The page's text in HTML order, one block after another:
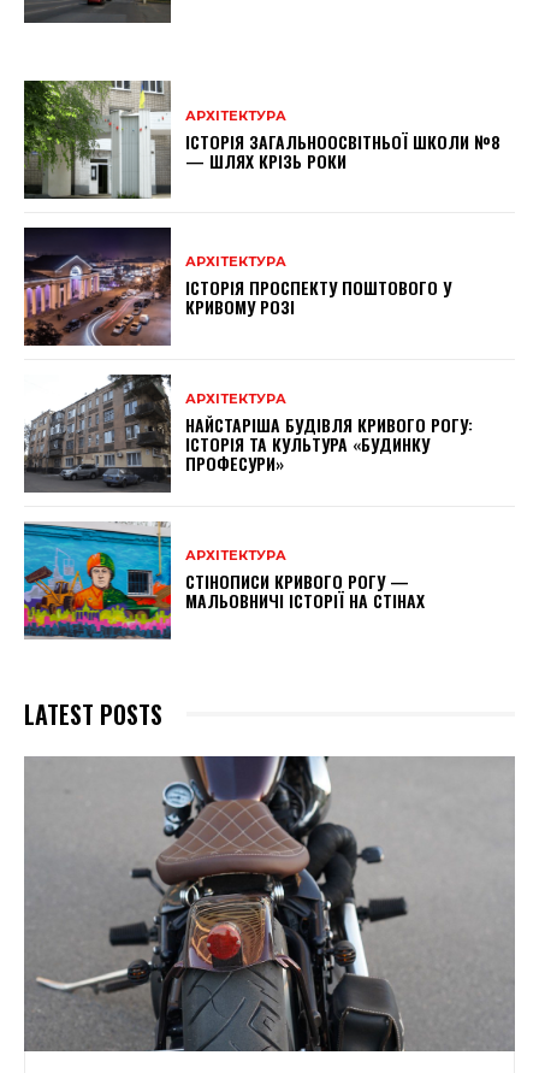
АРХІТЕКТУРА
ІСТОРІЯ ЗАГАЛЬНООСВІТНЬОЇ ШКОЛИ №8
— ШЛЯХ КРІЗЬ РОКИ
АРХІТЕКТУРА
ІСТОРІЯ ПРОСПЕКТУ ПОШТОВОГО У
КРИВОМУ РОЗІ
АРХІТЕКТУРА
НАЙСТАРІША БУДІВЛЯ КРИВОГО РОГУ:
ІСТОРІЯ ТА КУЛЬТУРА «БУДИНКУ
ПРОФЕСУРИ»
АРХІТЕКТУРА
СТІНОПИСИ КРИВОГО РОГУ —
МАЛЬОВНИЧІ ІСТОРІЇ НА СТІНАХ
LATEST POSTS